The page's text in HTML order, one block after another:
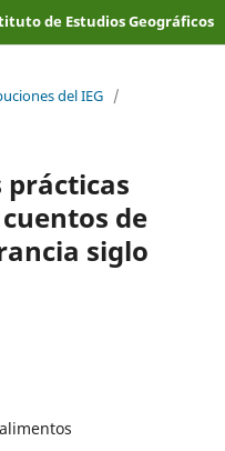
de Estudios Geográficos
del IEG /
prácticas
de
siglo